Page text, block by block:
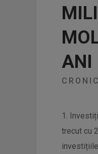
ANI
1.
trecut cu